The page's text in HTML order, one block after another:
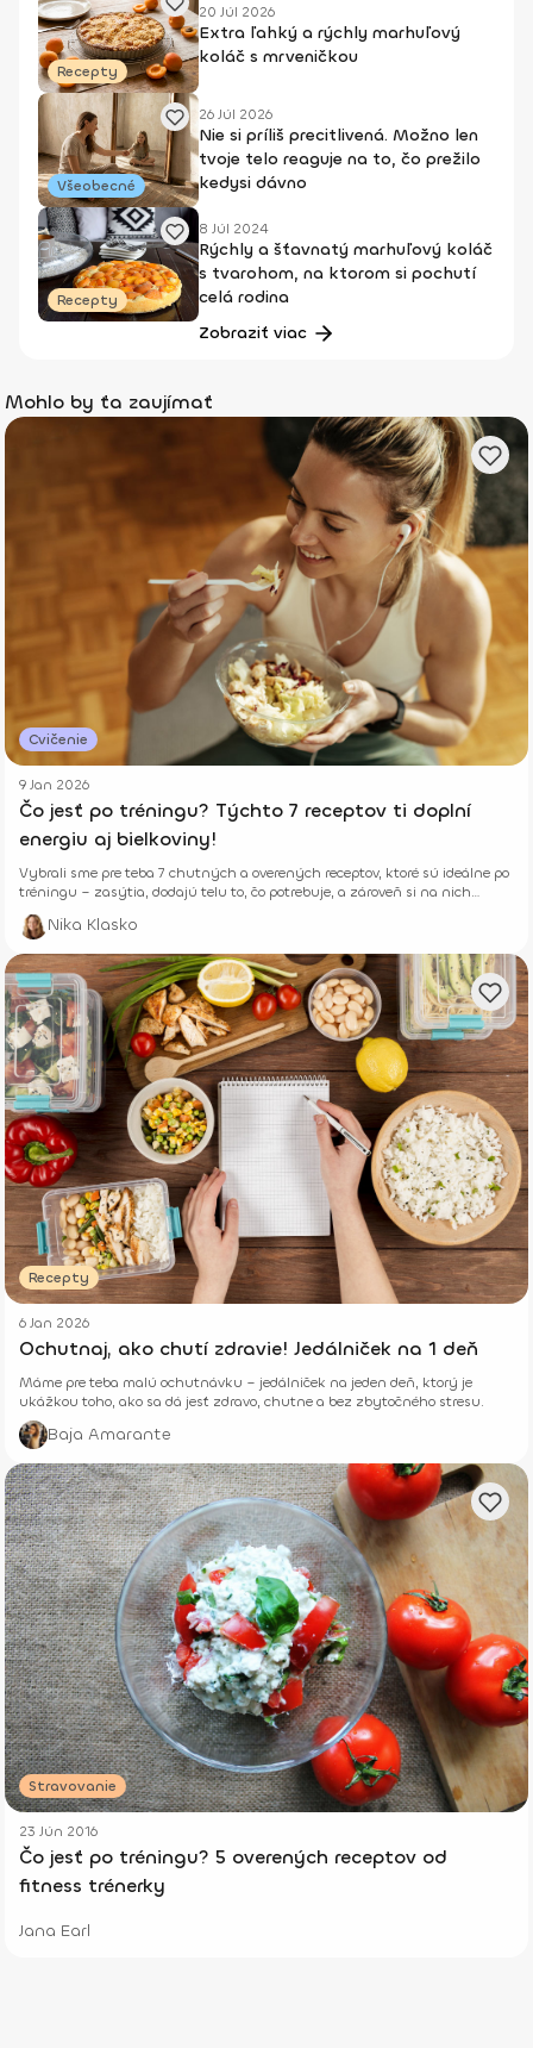
Recepty
20 Júl 2026
Extra ľahký a rýchly marhuľový
koláč s mrveničkou
Všeobecné
26 Júl 2026
Nie si príliš precitlivená. Možno len
tvoje telo reaguje na to, čo prežilo
kedysi dávno
Recepty
8 Júl 2024
Rýchly a šťavnatý marhuľový koláč
s tvarohom, na ktorom si pochutí
celá rodina
Zobraziť viac
Mohlo by ťa zaujímať
Cvičenie
9 Jan 2026
Čo jesť po tréningu? Týchto 7 receptov ti doplní
energiu aj bielkoviny!
Vybrali sme pre teba 7 chutných a overených receptov, ktoré sú ideálne po
tréningu – zasýtia, dodajú telu to, čo potrebuje, a zároveň si na nich
naozaj pochutíš.
Nika Klasko
Recepty
6 Jan 2026
Ochutnaj, ako chutí zdravie! Jedálniček na 1 deň
Máme pre teba malú ochutnávku – jedálniček na jeden deň, ktorý je
ukážkou toho, ako sa dá jesť zdravo, chutne a bez zbytočného stresu.
Baja Amarante
Stravovanie
23 Jún 2016
Čo jesť po tréningu? 5 overených receptov od
fitness trénerky
Jana Earl